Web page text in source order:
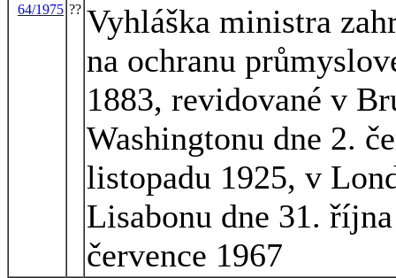
64/1975 ?? Vyhláška ministra
na ochranu
1883, revidované v
Washingtonu dne 2.
listopadu 1925, v
Lisabonu dne 31.
července 1967